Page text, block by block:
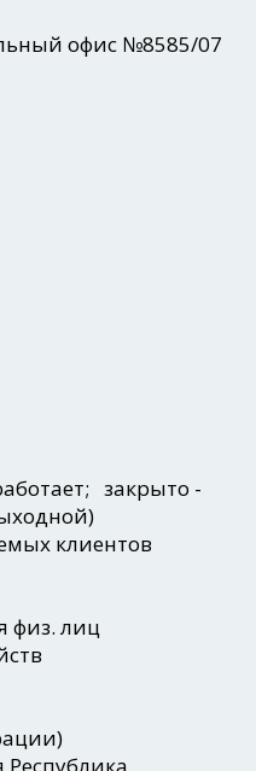
офис №8585/07
закрыто -
клиентов
физ. лиц
Республика